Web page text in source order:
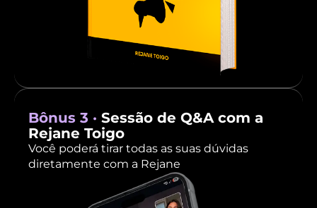
Bônus 3 · Sessão de Q&A com a
Rejane Toigo
Você poderá tirar todas as suas dúvidas
diretamente com a Rejane